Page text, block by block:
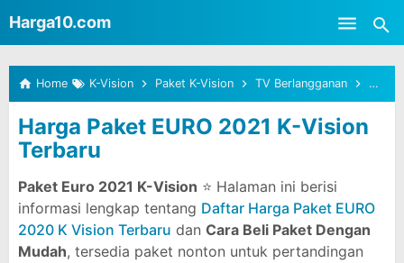
Harga10.com
Home K-Vision Paket K-Vision TV Berlangganan
Harga Paket EURO 2021 K-Vision
Terbaru
Paket Euro 2021 K-Vision ⭐ Halaman ini berisi
informasi lengkap tentang Daftar Harga Paket EURO
2020 K Vision Terbaru dan Cara Beli Paket Dengan
Mudah, tersedia paket nonton untuk pertandingan